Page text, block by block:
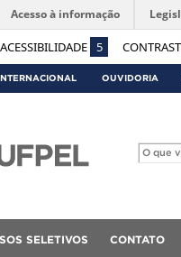
ACESSIBILIDADE 5
Acesso à informação
OUVIDORIA
SELETIVOS CONTATO